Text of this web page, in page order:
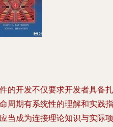
的开发不仅要求开发者具备扎
周期有系统性的理解和实践指
当成为连接理论知识与实际项